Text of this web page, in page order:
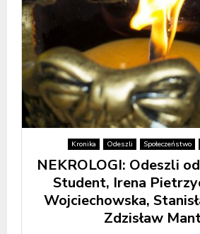
Kronika Odeszli Społeczeństwo
NEKROLOGI: Odeszli
Student, Irena
Wojciechowska,
Zdzisław